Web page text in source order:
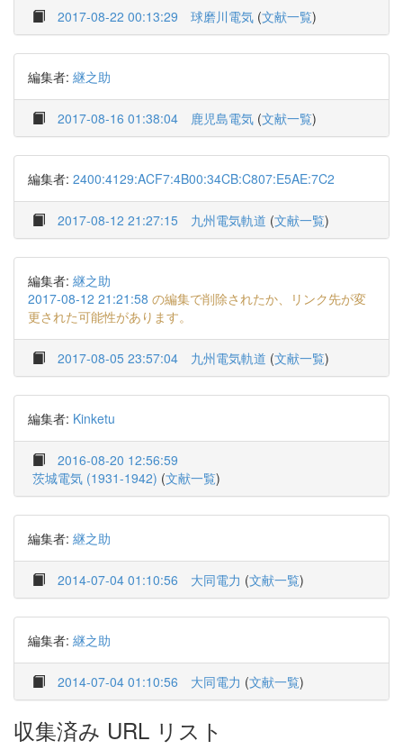
2017-08-22 00:13:29 球磨川電気 (文献一覧)
編集者: 継之助
2017-08-16 01:38:04 鹿児島電気 (文献一覧)
編集者: 2400:4129:ACF7:4B00:34CB:C807:E5AE:7C2
2017-08-12 21:27:15 九州電気軌道 (文献一覧)
編集者: 継之助
2017-08-12 21:21:58 の編集で削除されたか、リンク先が変
更された可能性があります。
2017-08-05 23:57:04 九州電気軌道 (文献一覧)
編集者: Kinketu
2016-08-20 12:56:59
茨城電気 (1931-1942) (文献一覧)
編集者: 継之助
2014-07-04 01:10:56 大同電力 (文献一覧)
編集者: 継之助
2014-07-04 01:10:56 大同電力 (文献一覧)
収集済み URL リスト